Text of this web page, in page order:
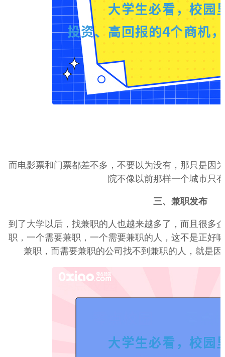
而电影票和门票都差不多，不要以为没有，那只是因
院不像以前那样一个城市只
三、兼职发布
到了大学以后，找兼职的人也越来越多了，而且很多
职，一个需要兼职，一个需要兼职的人，这不是正好
兼职，而需要兼职的公司找不到兼职的人，就是因